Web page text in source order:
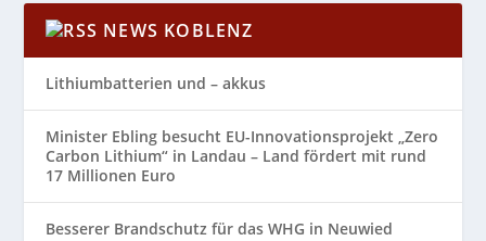
NEWS KOBLENZ
Lithiumbatterien und – akkus
Minister Ebling besucht EU-Innovationsprojekt „Zero
Carbon Lithium“ in Landau – Land fördert mit rund
17 Millionen Euro
Besserer Brandschutz für das WHG in Neuwied